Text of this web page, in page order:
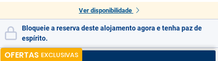
Ver disponibilidade
Bloqueie a reserva deste alojamento agora e tenha paz de
espírito.
OFERTAS EXCLUSIVAS